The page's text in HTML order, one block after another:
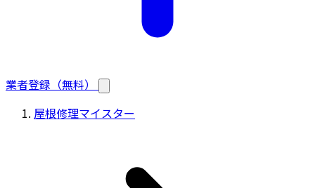
業者登録（無料）
屋根修理マイスター